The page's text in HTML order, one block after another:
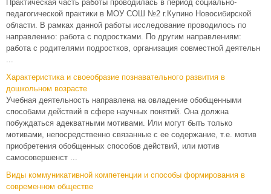
Практическая часть работы проводилась в период социально-
педагогической практики в МОУ СОШ №2 г.Купино Новосибирской
области. В рамках данной работы исследование проводилось по
направлению: работа с подростками. По другим направлениям:
работа с родителями подростков, организация совместной деятельн
...
Характеристика и своеобразие познавательного развития в
дошкольном возрасте
Учебная деятельность направлена на овладение обобщенными
способами действий в сфере научных понятий. Она должна
побуждаться адекватными мотивами. Или могут быть только
мотивами, непосредственно связанные с ее содержание, т.е. мотив
приобретения обобщенных способов действий, или мотив
самосовершенст ...
Виды коммуникативной компетенции и способы формирования в
современном обществе